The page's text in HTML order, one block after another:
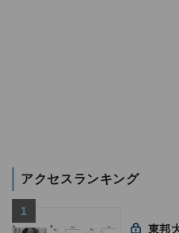
アクセスランキング